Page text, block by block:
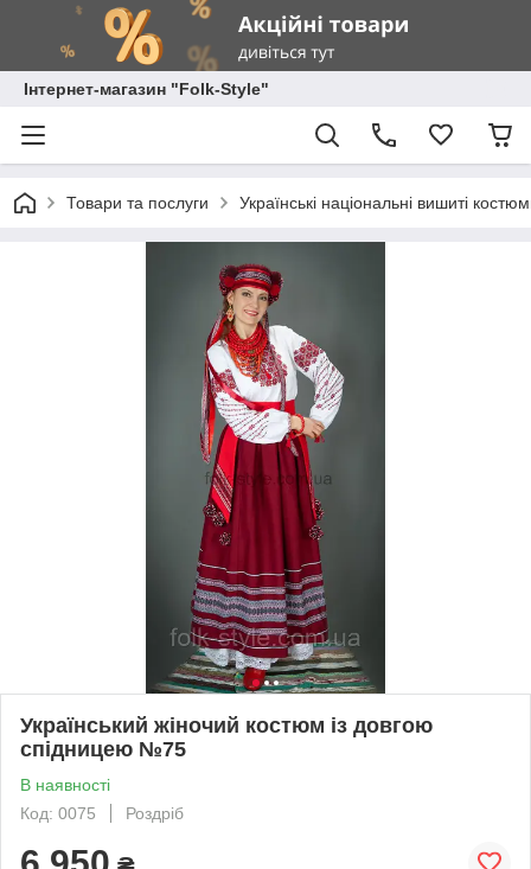
Інтернет-магазин "Folk-Style"
Товари та послуги Українські національні вишиті
Український жіночий костюм із довгою
спідницею №75
В наявності
Код: 0075
Роздріб